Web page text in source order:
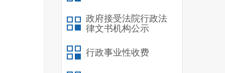
政府接受法院行政法
律文书机构公示
行政事业性收费